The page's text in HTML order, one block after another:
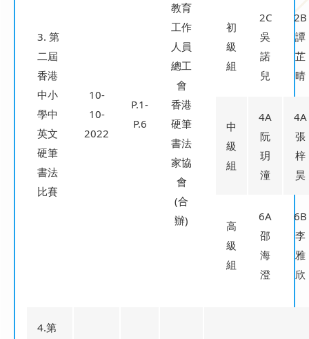
3. 第
二屆
香港
中小
學中
英文
硬筆
書法
比賽
10-
10-
2022
P.1-
P.6
教育
工作
人員
總工
會
香港
硬筆
書法
家協
會
(合
辦)
初
級
組
2C
吳
諾
兒
2B
譚
芷
晴
中
級
組
4A
阮
玥
潼
4A
張
梓
昊
高
級
組
6A
邵
海
澄
6B
李
雅
欣
4.第